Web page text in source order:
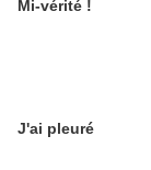
Mi-vérité !
J'ai pleuré